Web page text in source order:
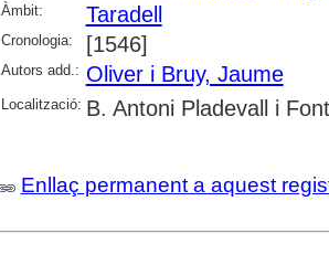
Àmbit:
Taradell
Cronologia: [1546]
Autors add.: Oliver i Bruy, Jaume
Localització: B. Antoni Pladevall i
Enllaç permanent a aquest